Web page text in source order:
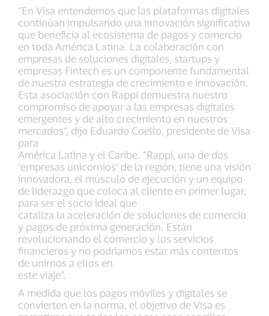
“En Visa entendemos que las plataformas digitales
continúan impulsando una innovación significativa
que beneficia al ecosistema de pagos y comercio
en toda América Latina. La colaboración con
empresas de soluciones digitales, startups y
empresas Fintech es un componente fundamental
de nuestra estrategia de crecimiento e innovación.
Esta asociación con Rappi demuestra nuestro
compromiso de apoyar a las empresas digitales
emergentes y de alto crecimiento en nuestros
mercados”, dijo Eduardo Coello, presidente de Visa
para
América Latina y el Caribe. “Rappi, una de dos
‘empresas unicornios’ de la región, tiene una visión
innovadora, el músculo de ejecución y un equipo
de liderazgo que coloca al cliente en primer lugar,
para ser el socio ideal que
cataliza la aceleración de soluciones de comercio
y pagos de próxima generación. Están
revolucionando el comercio y los servicios
financieros y no podríamos estar más contentos
de unirnos a ellos en
este viaje”.
A medida que los pagos móviles y digitales se
convierten en la norma, el objetivo de Visa es